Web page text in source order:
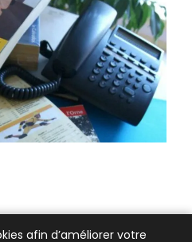
afin d’améliorer votre